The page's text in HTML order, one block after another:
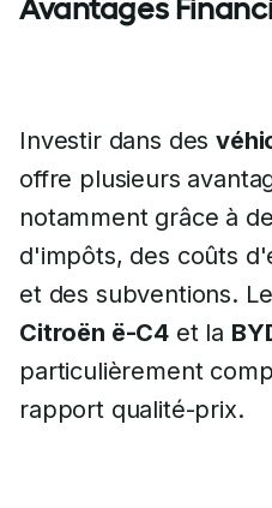
Avantages
Investir dans des
offre plusieurs
notamment grâce à
d'impôts, des coûts
et des subventions.
Citroën ë-C4 et la
particulièrement
rapport qualité-prix.